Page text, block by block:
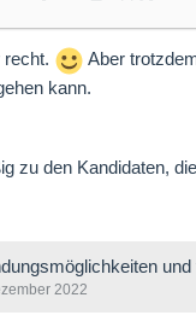
Aber
kann.
zu den Kandidaten,
2022